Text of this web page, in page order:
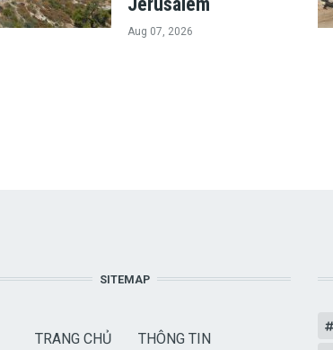
Aug 07, 2026
SITEMAP
TRANG CHỦ
THÔNG TIN